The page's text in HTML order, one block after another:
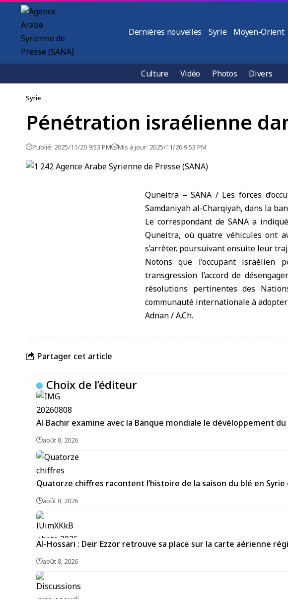
Dernières nouvelles Syrie Moyen-Orient
Culture Vidéo Photos Divers
Syrie
Pénétration israélienne
Publié: 2025/11/20 9:53 PM Mis à jour: 2025/11/20 9:53 PM
Quneitra – SANA / Les forces
Samdaniyah al-Charqiyah, dans la
Le correspondant de SANA a
Quneitra, où quatre véhicules ont
s’arrêter, poursuivant ensuite leur
Notons que l’occupant israélien
transgression l’accord de
résolutions pertinentes des
communauté internationale à
Adnan / A.Ch.
Partager cet article
Choix de l’éditeur
Al‑Bachir examine avec la Banque mondiale le dévéloppement du
août 8, 2026
Quatorze chiffres racontent l’histoire de la saison du blé en Syrie
août 8, 2026
Al-Hossari : Deir Ezzor retrouve sa place sur la carte aérienne
août 8, 2026